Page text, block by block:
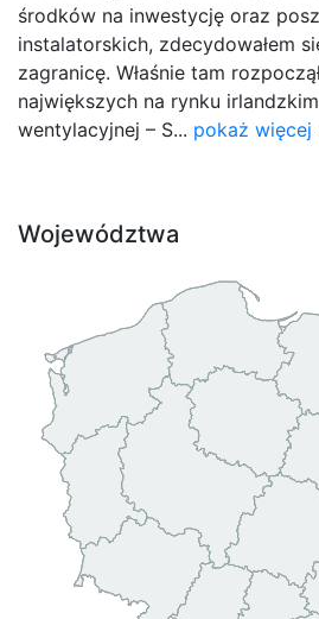
środków na inwestycję oraz
instalatorskich, zdecydowałem
zagranicę. Właśnie tam
największych na rynku
wentylacyjnej – S... pokaż więcej
Województwa